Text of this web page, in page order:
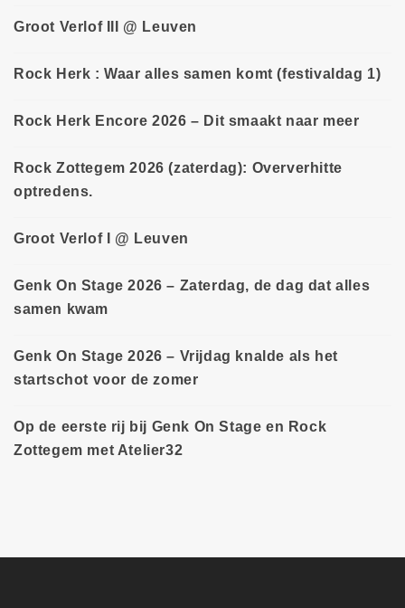
Groot Verlof III @ Leuven
Rock Herk : Waar alles samen komt (festivaldag 1)
Rock Herk Encore 2026 – Dit smaakt naar meer
Rock Zottegem 2026 (zaterdag): Oververhitte
optredens.
Groot Verlof I @ Leuven
Genk On Stage 2026 – Zaterdag, de dag dat alles
samen kwam
Genk On Stage 2026 – Vrijdag knalde als het
startschot voor de zomer
Op de eerste rij bij Genk On Stage en Rock
Zottegem met Atelier32